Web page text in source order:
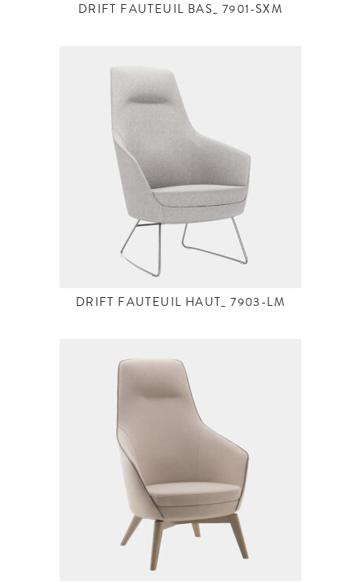
DRIFT FAUTEUIL BAS_ 7901-SXM
DRIFT FAUTEUIL HAUT_ 7903-LM